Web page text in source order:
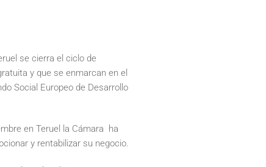
se cierra el ciclo de
y que se enmarcan en el
Social Europeo de Desarrollo
en Teruel la Cámara ha
y rentabilizar su negocio.